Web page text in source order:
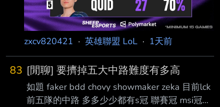
zxcv820421 · 英雄聯盟 LoL · 1天前
83 [閒聊] 要擠掉五大中路難度有多高
如題 faker bdd chovy showmaker zeka 目前lck
前五隊的中路 多多少少都有s冠 聯賽冠 msi冠之